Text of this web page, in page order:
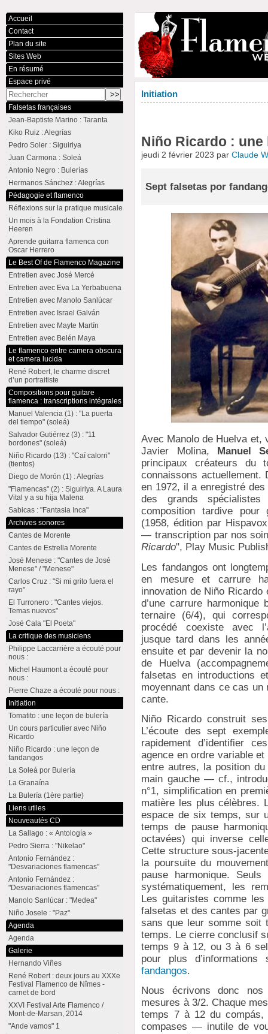
Initiation
Niño Ricardo :
jeudi 2 février 2023 parClaude
Sept falsetas por
Avec Manolo de Huelva et,
Javier Molina,
Manuel
principaux créateurs du
connaissons actuellement.
en 1972, il a enregistré
des grands
composition tardive pour
(1958, édition par
— transcription par nos
Ricardo", Play Music
Les fandangos ont
en mesure et carrure
innovation de Niño Ricardo
d’une carrure
ternaire (6/4), qui
procédé coexiste avec
jusque tard dans les
ensuite et par devenir la
de Huelva
falsetas en introductions
moyennant dans ce cas un
cante.
Niño Ricardo construit
L’écoute des sept
rapidement d’identifier
agence en ordre variable
entre autres, la position
main gauche — cf.,
n°1, simplification en
matière les plus célèbres.
espace de six temps, sur
temps de pause
octavées) qui inverse
Cette structure sous-
la poursuite du
pause harmonique.
systématiquement, les
Les guitaristes comme
falsetas et des cantes par
sans que leur somme soit
temps. Le cierre conclusif
temps 9 à 12, ou 3 à 6
pour plus
fandangos.
Nous écrivons donc
mesures à 3/2. Chaque
temps 7 à 12 du
compases — inutile de
Accueil
Contact
Plan du site
Sites Web
En résumé
Espace privé
Falsetas françaises
Jean-Baptiste Marino : Taranta
Kiko Ruiz : Alegrías
Pedro Soler : Siguiriya
Juan Carmona : Soleá
Antonio Negro : Bulerías
Hermanos Sánchez : Alegrías
Pédagogie et flamenco
Réflexions sur la pratique musicale
Un mois à la Fondation Cristina
Heeren
Aprende guitarra flamenca con
Oscar Herrero
Le Best Of de Flamenco Magazine
Entretien avec José Mercé
Entretien avec Eva La Yerbabuena
Entretien avec Manolo Sanlúcar
Entretien avec Israel Galván
Entretien avec Mayte Martín
Entretien avec Belén Maya
Le flamenco entre camera obscura
et camera lucida
René Robert, le charme discret
d’un portraitiste
Compositions pour guitare
flamenca : transcriptions intégrales
Manuel Valencia (1) : "La puerta
del tiempo" (soleá)
Salvador Gutiérrez (3) : "11
bordones" (soleá)
Niño Ricardo (13) : "Caí calorri"
(tientos)
Diego de Morón (1) : Alegrías
"Flamencas" (2) : Siguiriya. A Laura
Vital y a su hija Malena
Sabicas : "Fantasia Inca"
Archives sonores
Cantes de Morente
Cantes de Estrella Morente
José Menese : "Cantes de José
Menese" / "Menese"
Carlos Cruz : "Si mi grito fuera el
rayo"
El Turronero : "Cantes viejos.
Temas nuevos"
José Cala "El Poeta"
La critique des musiciens
Philippe Laccarrière a écouté pour
nous :
Michel Haumont a écouté pour
nous :
Pierre Chaze a écouté pour nous :
Initiation
Tomatito : une leçon de bulería
Un cours particulier avec Niño
Ricardo
Niño Ricardo : une leçon de
fandangos
La Soleá por Bulería
La Granaína
La Bulería (1ère partie)
Liens utiles
Nouveautés CD
La Sallago : « Antología »
Pedro Sierra : "Nikelao"
Antonio Fernández :
"Desvariaciones flamencas"
Antonio Fernández :
"Desvariaciones flamencas"
Manolo Sanlúcar : "Medea"
Niño Josele : "Paz"
Agenda
Agenda
Galerie
Hernando Viñes
René Robert : deux jours au XXXe
Festival Flamenco de Nîmes -
carnet de bord
XXVI Festival Arte Flamenco /
Mont-de-Marsan, 2014
"Ande vamos" 1